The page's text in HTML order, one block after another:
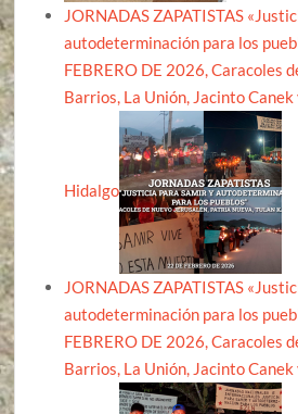
JORNADAS ZAPATISTAS
autodeterminación para los
FEBRERO DE 2026, Caracoles
Barrios, La Unión, Jacinto
Hidalgo
JORNADAS ZAPATISTAS
autodeterminación para los
FEBRERO DE 2026, Caracoles
Barrios, La Unión, Jacinto